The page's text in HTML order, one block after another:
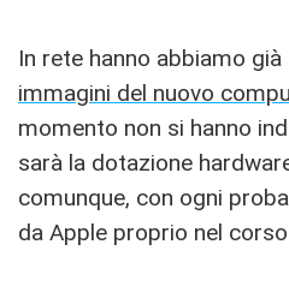
In rete hanno abbiamo
immagini del nuovo
momento non si hanno
sarà la dotazione
comunque, con ogni
da Apple proprio nel